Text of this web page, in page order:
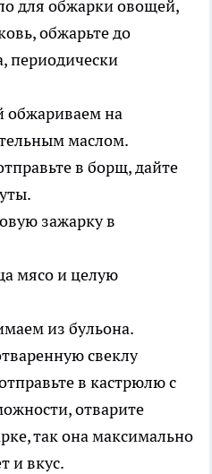
для обжарки овощей,
обжарьте до
периодически
в борщ, дайте
мясо и целую
свеклу
в кастрюлю с
отварите
так она максимально
и вкус.